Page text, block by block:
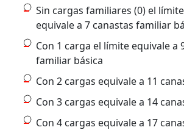
Sin cargas familiares (0) el
equivale a 7 canastas familiar
Con 1 carga el límite equivale a
familiar básica
Con 2 cargas equivale a 11
Con 3 cargas equivale a 14
Con 4 cargas equivale a 17